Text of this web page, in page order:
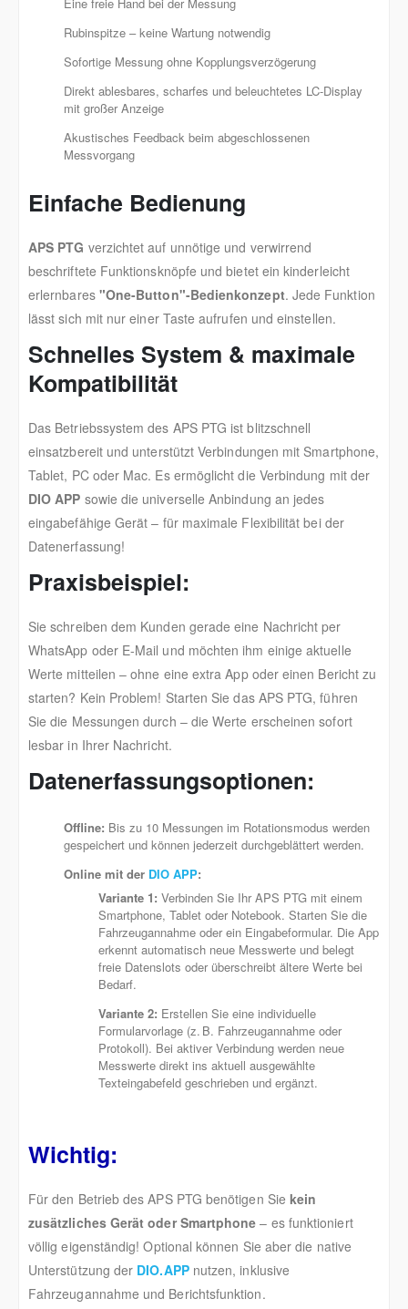
Eine freie Hand bei der Messung
Rubinspitze – keine Wartung notwendig
Sofortige Messung ohne Kopplungsverzögerung
Direkt ablesbares, scharfes und beleuchtetes LC-Display
mit großer Anzeige
Akustisches Feedback beim abgeschlossenen
Messvorgang
Einfache Bedienung
APS PTG verzichtet auf unnötige und verwirrend
beschriftete Funktionsknöpfe und bietet ein kinderleicht
erlernbares "One-Button"-Bedienkonzept. Jede Funktion
lässt sich mit nur einer Taste aufrufen und einstellen.
Schnelles System & maximale
Kompatibilität
Das Betriebssystem des APS PTG ist blitzschnell
einsatzbereit und unterstützt Verbindungen mit Smartphone,
Tablet, PC oder Mac. Es ermöglicht die Verbindung mit der
DIO APP sowie die universelle Anbindung an jedes
eingabefähige Gerät – für maximale Flexibilität bei der
Datenerfassung!
Praxisbeispiel:
Sie schreiben dem Kunden gerade eine Nachricht per
WhatsApp oder E-Mail und möchten ihm einige aktuelle
Werte mitteilen – ohne eine extra App oder einen Bericht zu
starten? Kein Problem! Starten Sie das APS PTG, führen
Sie die Messungen durch – die Werte erscheinen sofort
lesbar in Ihrer Nachricht.
Datenerfassungsoptionen:
Offline: Bis zu 10 Messungen im Rotationsmodus werden
gespeichert und können jederzeit durchgeblättert werden.
Online mit der DIO APP:
Variante 1: Verbinden Sie Ihr APS PTG mit einem
Smartphone, Tablet oder Notebook. Starten Sie die
Fahrzeugannahme oder ein Eingabeformular. Die App
erkennt automatisch neue Messwerte und belegt
freie Datenslots oder überschreibt ältere Werte bei
Bedarf.
Variante 2: Erstellen Sie eine individuelle
Formularvorlage (z. B. Fahrzeugannahme oder
Protokoll). Bei aktiver Verbindung werden neue
Messwerte direkt ins aktuell ausgewählte
Texteingabefeld geschrieben und ergänzt.
Wichtig:
Für den Betrieb des APS PTG benötigen Sie kein
zusätzliches Gerät oder Smartphone – es funktioniert
völlig eigenständig! Optional können Sie aber die native
Unterstützung der DIO.APPnutzen, inklusive
Fahrzeugannahme und Berichtsfunktion.